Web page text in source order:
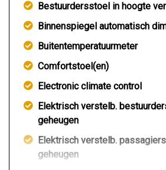
Bestuurdersstoel in hoogte
Binnenspiegel automatisch
Buitentemperatuurmeter
Comfortstoel(en)
Electronic climate control
Elektrisch verstelb.
geheugen
Elektrisch verstelb.
geheugen